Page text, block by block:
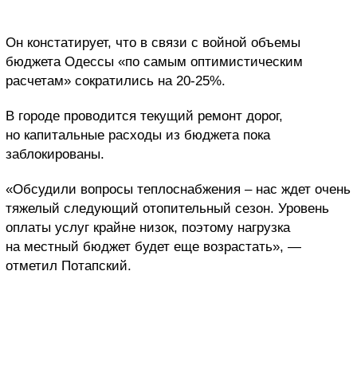
Он констатирует, что в связи с войной объемы
бюджета Одессы «по самым оптимистическим
расчетам» сократились на 20-25%.
В городе проводится текущий ремонт дорог,
но капитальные расходы из бюджета пока
заблокированы.
«Обсудили вопросы теплоснабжения – нас ждет очень
тяжелый следующий отопительный сезон. Уровень
оплаты услуг крайне низок, поэтому нагрузка
на местный бюджет будет еще возрастать», —
отметил Потапский.